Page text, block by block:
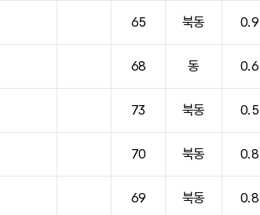
65 북동 0.9
68 동 0.6
73 북동 0.5
70 북동 0.8
69 북동 0.8